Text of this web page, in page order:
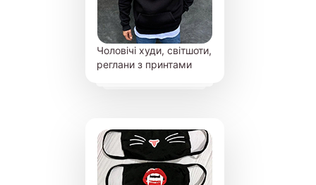
Чоловічі худи, світшоти,
реглани з принтами